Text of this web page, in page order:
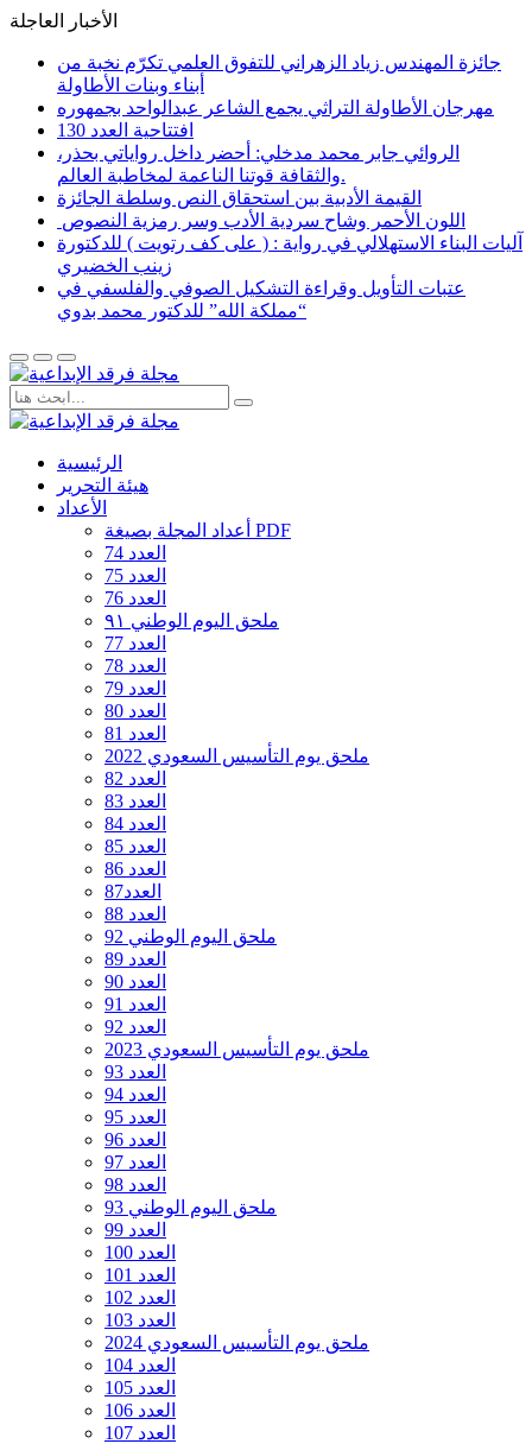
الأخبار العاجلة
جائزة المهندس زياد الزهراني للتفوق العلمي تكرّم نخبة من
أبناء وبنات الأطاولة
مهرجان الأطاولة التراثي يجمع الشاعر عبدالواحد بجمهوره
افتتاحية العدد 130
الروائي جابر محمد مدخلي: أحضر داخل رواياتي بحذر،
والثقافة قوتنا الناعمة لمخاطبة العالم.
القيمة الأدبية بين استحقاق النص وسلطة الجائزة
​ اللون الأحمر وشاح سردية الأدب وسر رمزية النصوص
آليات البناء الاستهلالي في رواية : ( على كف رتويت ) للدكتورة
زينب الخضيري
عتبات التأويل وقراءة التشكيل الصوفي والفلسفي في
“مملكة الله” للدكتور محمد بدوي
الرئيسية
هيئة التحرير
الأعداد
أعداد المجلة بصيغة PDF
العدد 74
العدد 75
العدد 76
ملحق اليوم الوطني ٩١
العدد 77
العدد 78
العدد 79
العدد 80
العدد 81
ملحق يوم التأسيس السعودي 2022
العدد 82
العدد 83
العدد 84
العدد 85
العدد 86
العدد87
العدد 88
ملحق اليوم الوطني 92
العدد 89
العدد 90
العدد 91
العدد 92
ملحق يوم التأسيس السعودي 2023
العدد 93
العدد 94
العدد 95
العدد 96
العدد 97
العدد 98
ملحق اليوم الوطني 93
العدد 99
العدد 100
العدد 101
العدد 102
العدد 103
ملحق يوم التأسيس السعودي 2024
العدد 104
العدد 105
العدد 106
العدد 107